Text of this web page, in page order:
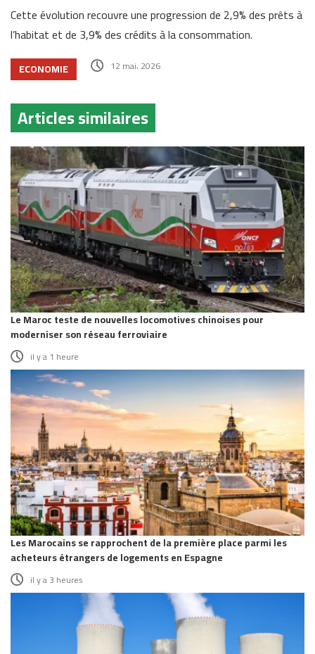
Cette évolution recouvre une progression de 2,9% des prêts à
l’habitat et de 3,9% des crédits à la consommation.
ECONOMIE 12 mai، 2026
Articles similaires
Le Maroc teste de nouvelles locomotives chinoises pour
moderniser son réseau ferroviaire
il y a 1 heure
Les Marocains se rapprochent de la première place parmi les
acheteurs étrangers de logements en Espagne
il y a 3 heures